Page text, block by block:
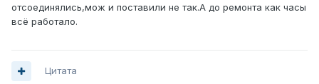
отсоединялись,мож и поставили не так.А до ремонта как часы
всё работало.
Цитата